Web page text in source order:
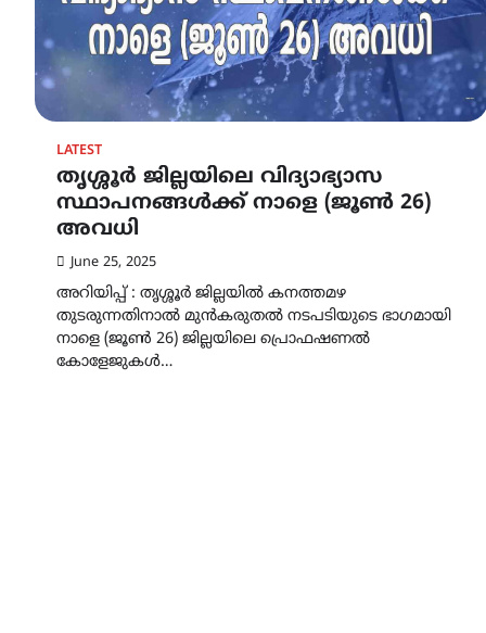
LATEST
തൃശ്ശൂര്‍ ജില്ലയിലെ വിദ്യാഭ്യാസ
സ്ഥാപനങ്ങള്‍ക്ക് നാളെ (ജൂൺ 26)
അവധി
June 25, 2025
അറിയിപ്പ് : തൃശ്ശൂര്‍ ജില്ലയില്‍ കനത്തമഴ
തുടരുന്നതിനാൽ മുന്‍കരുതല്‍ നടപടിയുടെ ഭാഗമായി
നാളെ (ജൂൺ 26) ജില്ലയിലെ പ്രൊഫഷണൽ
കോളേജുകൾ…